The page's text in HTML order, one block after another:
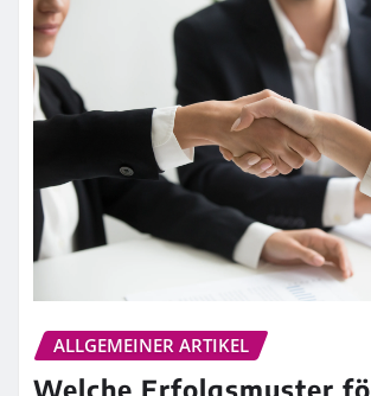
ALLGEMEINER ARTIKEL
Welche Erfolgsmuster